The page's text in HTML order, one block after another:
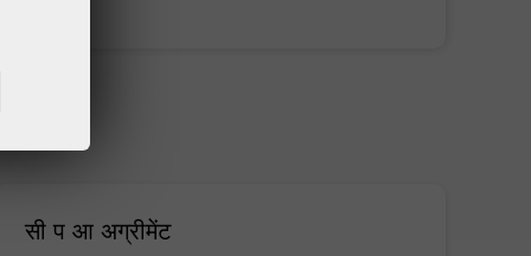
सी प आ अग्रीमेंट